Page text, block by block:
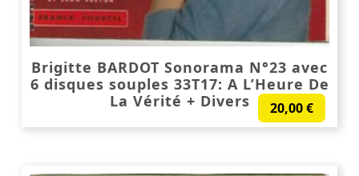
Brigitte BARDOT Sonorama N°23 avec
6 disques souples 33T17: A L’Heure De
La Vérité + Divers
20,00€